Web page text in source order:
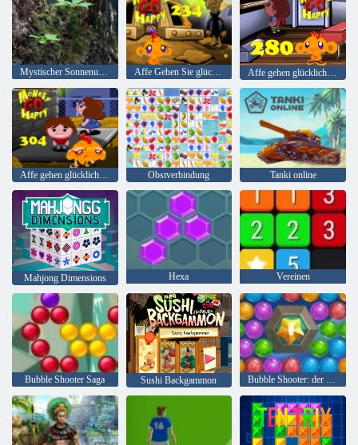
Mystischer Sonnenuntergang Wald Affe Gehen Sie glückliche Stufe 234 Affe gehen glücklich Stadium 280
Affe gehen glücklich Stadium 304 Obstverbindung Tanki online
Mahjong Dimensions Hexa Vereinen
Bubble Shooter Saga Sushi Backgammon Bubble Shooter: der See